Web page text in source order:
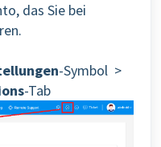
das Sie bei
-Symbol >
-Tab